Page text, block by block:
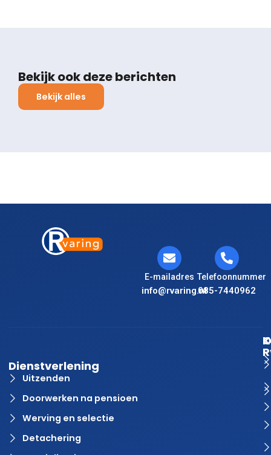
Bekijk ook deze berichten
Bekijk alles
E-mailadres
info@rvaring.nl
Telefoonnummer
085-7440962
Dienstverlening
Uitzenden
Doorwerken na pensioen
Werving en selectie
Detachering